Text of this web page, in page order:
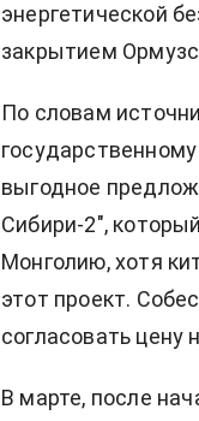
энергетической
закрытием
По словам
выгодное
Сибири-2",
Монголию, хотя
этот проект.
согласовать цену
В марте, после